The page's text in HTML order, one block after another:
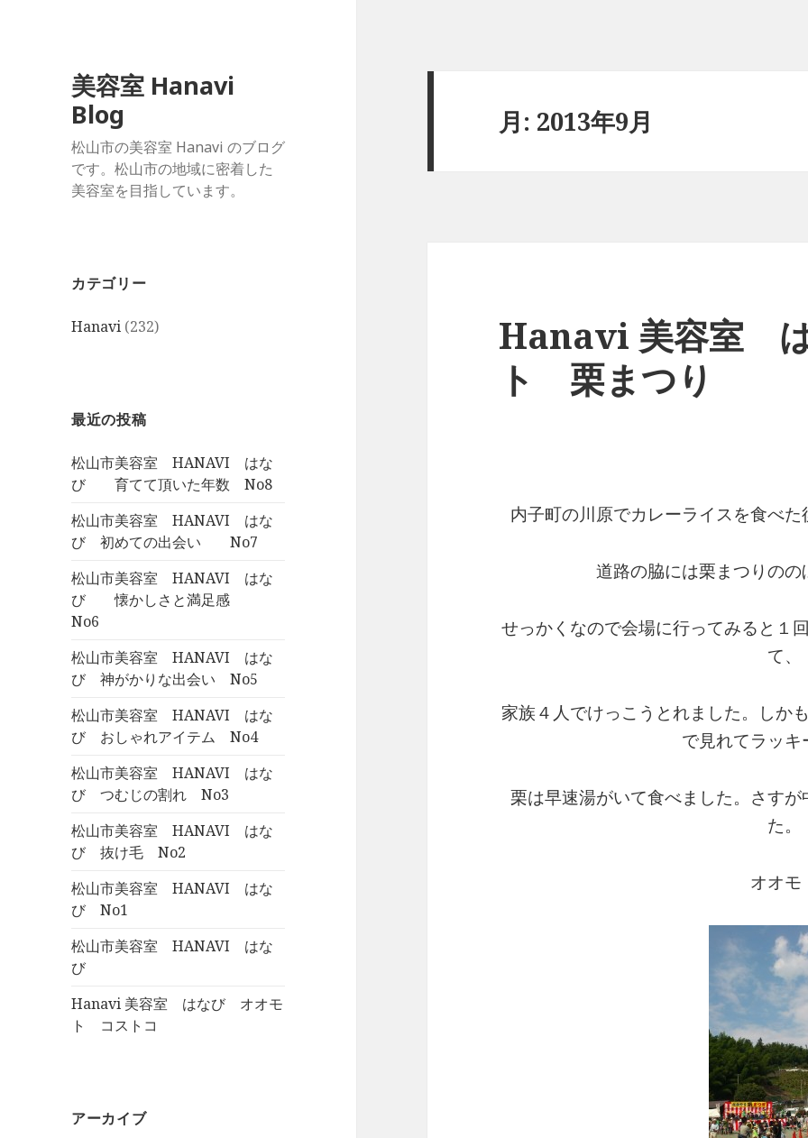
美容室 Hanavi
Blog
松山市の美容室 Hanavi のブログ
です。松山市の地域に密着した
美容室を目指しています。
カテゴリー
Hanavi (232)
最近の投稿
松山市美容室 HANAVI はな
び 育てて頂いた年数 No8
松山市美容室 HANAVI はな
び 初めての出会い No7
松山市美容室 HANAVI はな
び 懐かしさと満足感
No6
松山市美容室 HANAVI はな
び 神がかりな出会い No5
松山市美容室 HANAVI はな
び おしゃれアイテム No4
松山市美容室 HANAVI はな
び つむじの割れ No3
松山市美容室 HANAVI はな
び 抜け毛 No2
松山市美容室 HANAVI はな
び No1
松山市美容室 HANAVI はな
び
Hanavi 美容室 はなび オオモ
ト コストコ
アーカイブ
月: 2013年9月
Hanavi 美容室
ト 栗まつり
内子町の川原でカレーライスを食べ
道路の脇には栗まつりの
せっかくなので会場に行ってみると１
て、
家族４人でけっこうとれました。しか
で見れてラッキ
栗は早速湯がいて食べました。さす
た。
オオモ